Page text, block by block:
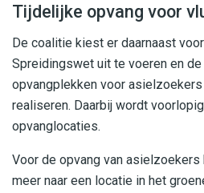
Tijdelijke opvang voor
De coalitie kiest er daarnaast
Spreidingswet uit te voeren en
opvangplekken voor
realiseren. Daarbij wordt
opvanglocaties.
Voor de opvang van
meer naar een locatie in het